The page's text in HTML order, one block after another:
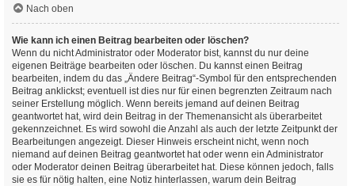
Nach oben
Wie kann ich einen Beitrag bearbeiten oder löschen?
Wenn du nicht Administrator oder Moderator bist, kannst du nur deine
eigenen Beiträge bearbeiten oder löschen. Du kannst einen Beitrag
bearbeiten, indem du das „Ändere Beitrag“-Symbol für den entsprechenden
Beitrag anklickst; eventuell ist dies nur für einen begrenzten Zeitraum nach
seiner Erstellung möglich. Wenn bereits jemand auf deinen Beitrag
geantwortet hat, wird dein Beitrag in der Themenansicht als überarbeitet
gekennzeichnet. Es wird sowohl die Anzahl als auch der letzte Zeitpunkt der
Bearbeitungen angezeigt. Dieser Hinweis erscheint nicht, wenn noch
niemand auf deinen Beitrag geantwortet hat oder wenn ein Administrator
oder Moderator deinen Beitrag überarbeitet hat. Diese können jedoch, falls
sie es für nötig halten, eine Notiz hinterlassen, warum dein Beitrag